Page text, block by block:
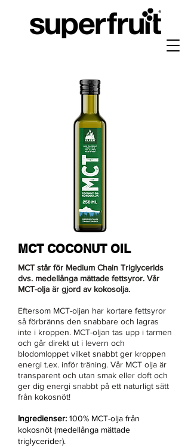
MCT COCONUT OIL
MCT står för Medium Chain Triglycerids
dvs. medellånga mättade fettsyror. Vår
MCT-olja är gjord av kokosolja.
Eftersom MCT-oljan har kortare fettsyror
så förbränns den snabbare och lagras
inte i kroppen. MCT-oljan tas upp i tarmen
och går direkt ut i levern och
blodomloppet vilket snabbt ger kroppen
energi t.ex. inför träning. Vår MCT olja är
transparent och utan smak eller doft och
ger dig energi snabbt på ett naturligt sätt
från kokosnöt!
Ingredienser: 100% MCT-olja från
kokosnöt (medellånga mättade
triglycerider).